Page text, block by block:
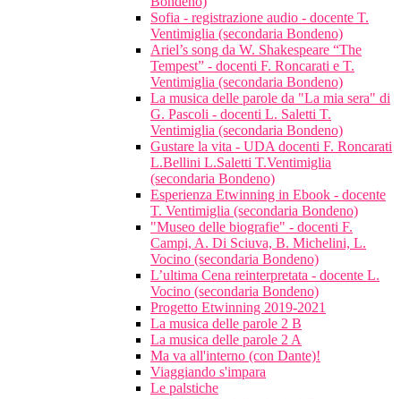
Sofia - registrazione audio - docente T.
Ventimiglia (secondaria Bondeno)
Ariel’s song da W. Shakespeare “The
Tempest” - docenti F. Roncarati e T.
Ventimiglia (secondaria Bondeno)
La musica delle parole da "La mia sera" di
G. Pascoli - docenti L. Saletti T.
Ventimiglia (secondaria Bondeno)
Gustare la vita - UDA docenti F. Roncarati
L.Bellini L.Saletti T.Ventimiglia
(secondaria Bondeno)
Esperienza Etwinning in Ebook - docente
T. Ventimiglia (secondaria Bondeno)
"Museo delle biografie" - docenti F.
Campi, A. Di Sciuva, B. Michelini, L.
Vocino (secondaria Bondeno)
L’ultima Cena reinterpretata - docente L.
Vocino (secondaria Bondeno)
Progetto Etwinning 2019-2021
La musica delle parole 2 B
La musica delle parole 2 A
Ma va all'interno (con Dante)!
Viaggiando s'impara
Le palstiche